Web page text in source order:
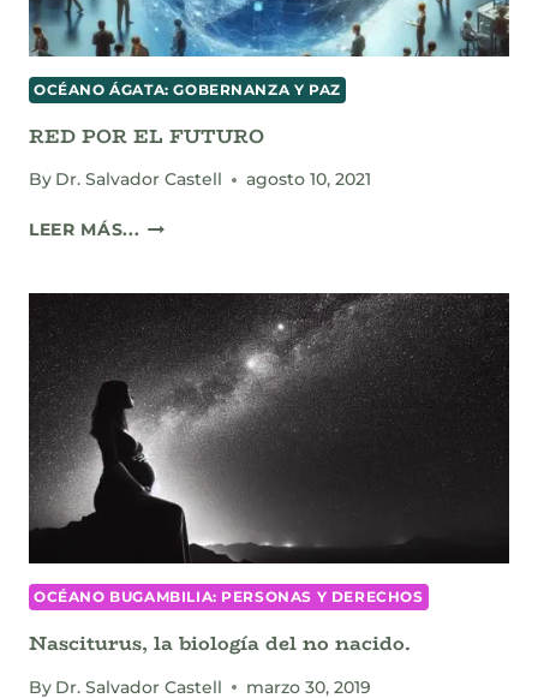
OCÉANO ÁGATA: GOBERNANZA Y PAZ
RED POR EL FUTURO
By Dr. Salvador Castell agosto 10, 2021
LEER MÁS... RED
FUTURO
OCÉANO BUGAMBILIA: PERSONAS Y DERECHOS
Nasciturus, la biología del no nacido.
By Dr. Salvador Castell marzo 30, 2019